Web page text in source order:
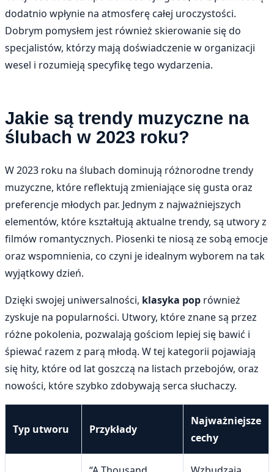
dodatnio wpłynie na atmosferę całej uroczystości.
Dobrym pomysłem jest również skierowanie się do
specjalistów, którzy mają doświadczenie w organizacji
wesel i rozumieją specyfikę tego wydarzenia.
Jakie są trendy muzyczne na
ślubach w 2023 roku?
W 2023 roku na ślubach dominują różnorodne trendy
muzyczne, które reflektują zmieniające się gusta oraz
preferencje młodych par. Jednym z najważniejszych
elementów, które kształtują aktualne trendy, są utwory z
filmów romantycznych. Piosenki te niosą ze sobą emocje
oraz wspomnienia, co czyni je idealnym wyborem na tak
wyjątkowy dzień.
Dzięki swojej uniwersalności, klasyka pop również
zyskuje na popularności. Utwory, które znane są przez
różne pokolenia, pozwalają gościom lepiej się bawić i
śpiewać razem z parą młodą. W tej kategorii pojawiają
się hity, które od lat goszczą na listach przebojów, oraz
nowości, które szybko zdobywają serca słuchaczy.
Typ utworu Przykłady
Najważniejsze
cechy